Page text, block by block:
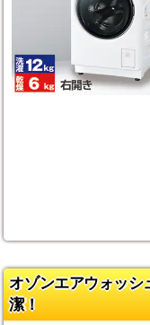
オゾンエアウォッシ
潔！